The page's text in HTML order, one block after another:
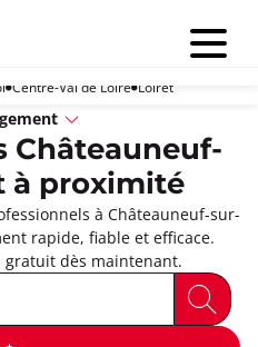
Menu
Centre-Val de Loire Loiret
Châteauneuf-
à proximité
à Châteauneuf-sur-
rapide, fiable et efficace.
gratuit dès maintenant.